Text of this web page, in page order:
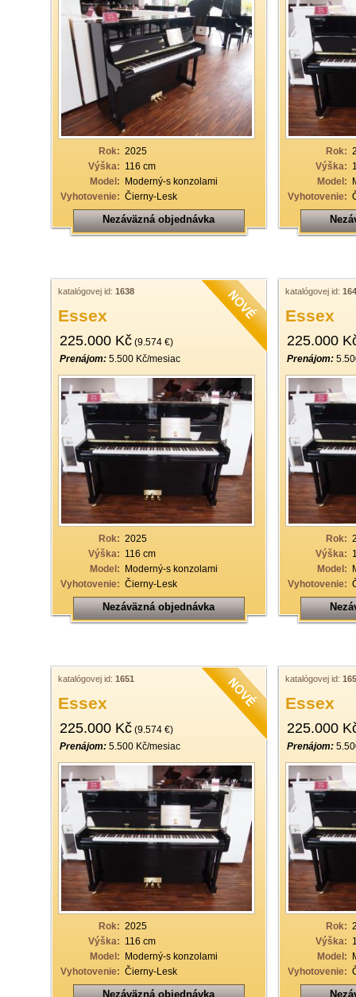
Rok: 2025
Výška: 116 cm
Model: Moderný-s konzolami
Vyhotovenie: Čierny-Lesk
Nezáväzná objednávka
Rok:
Výška:
Model:
Vyhotovenie:
katalógovej id: 1638
Essex
225.000 Kč (9.574 €)
Prenájom: 5.500 Kč/mesiac
Rok: 2025
Výška: 116 cm
Model: Moderný-s konzolami
Vyhotovenie: Čierny-Lesk
Nezáväzná objednávka
katalógovej id:
Essex
225.000
Prenájom:
Rok:
Výška:
Model:
Vyhotovenie:
katalógovej id: 1651
Essex
225.000 Kč (9.574 €)
Prenájom: 5.500 Kč/mesiac
Rok: 2025
Výška: 116 cm
Model: Moderný-s konzolami
Vyhotovenie: Čierny-Lesk
Nezáväzná objednávka
katalógovej id:
Essex
225.000
Prenájom:
Rok:
Výška:
Model:
Vyhotovenie: